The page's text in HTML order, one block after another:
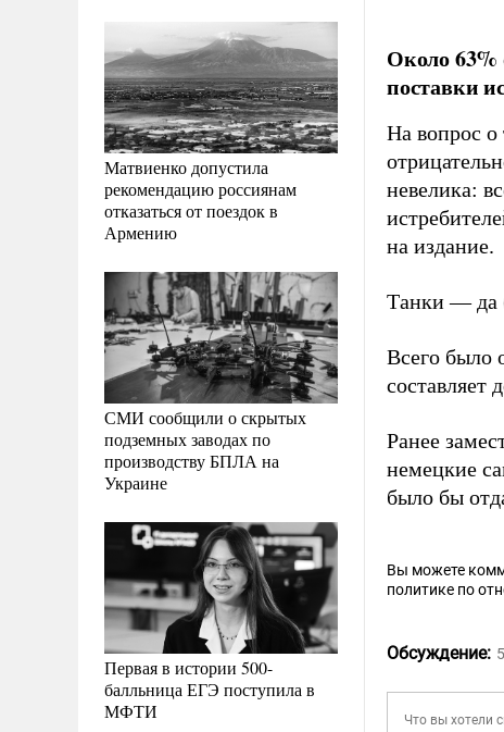
Матвиенко допустила
рекомендацию россиянам
отказаться от поездок в
Армению
СМИ сообщили о скрытых
подземных заводах по
производству БПЛА на
Украине
Первая в истории 500-
балльница ЕГЭ поступила в
МФТИ
Около 63%
поставки
На вопрос о
невелика:
на издание.
Танки — да
Всего было
составляет
Ранее
немецкие
было бы
Вы можете
политике по
Обсуждение: 5